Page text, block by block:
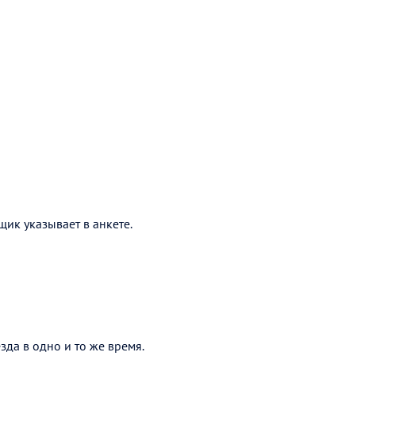
указывает в анкете.
в одно и то же время.